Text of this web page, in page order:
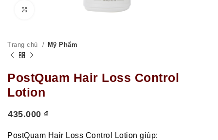
Click to enlarge
Trang chủ Mỹ Phẩm
PostQuam Hair Loss Control
Lotion
435.000 ₫
PostQuam Hair Loss Control Lotion giúp: